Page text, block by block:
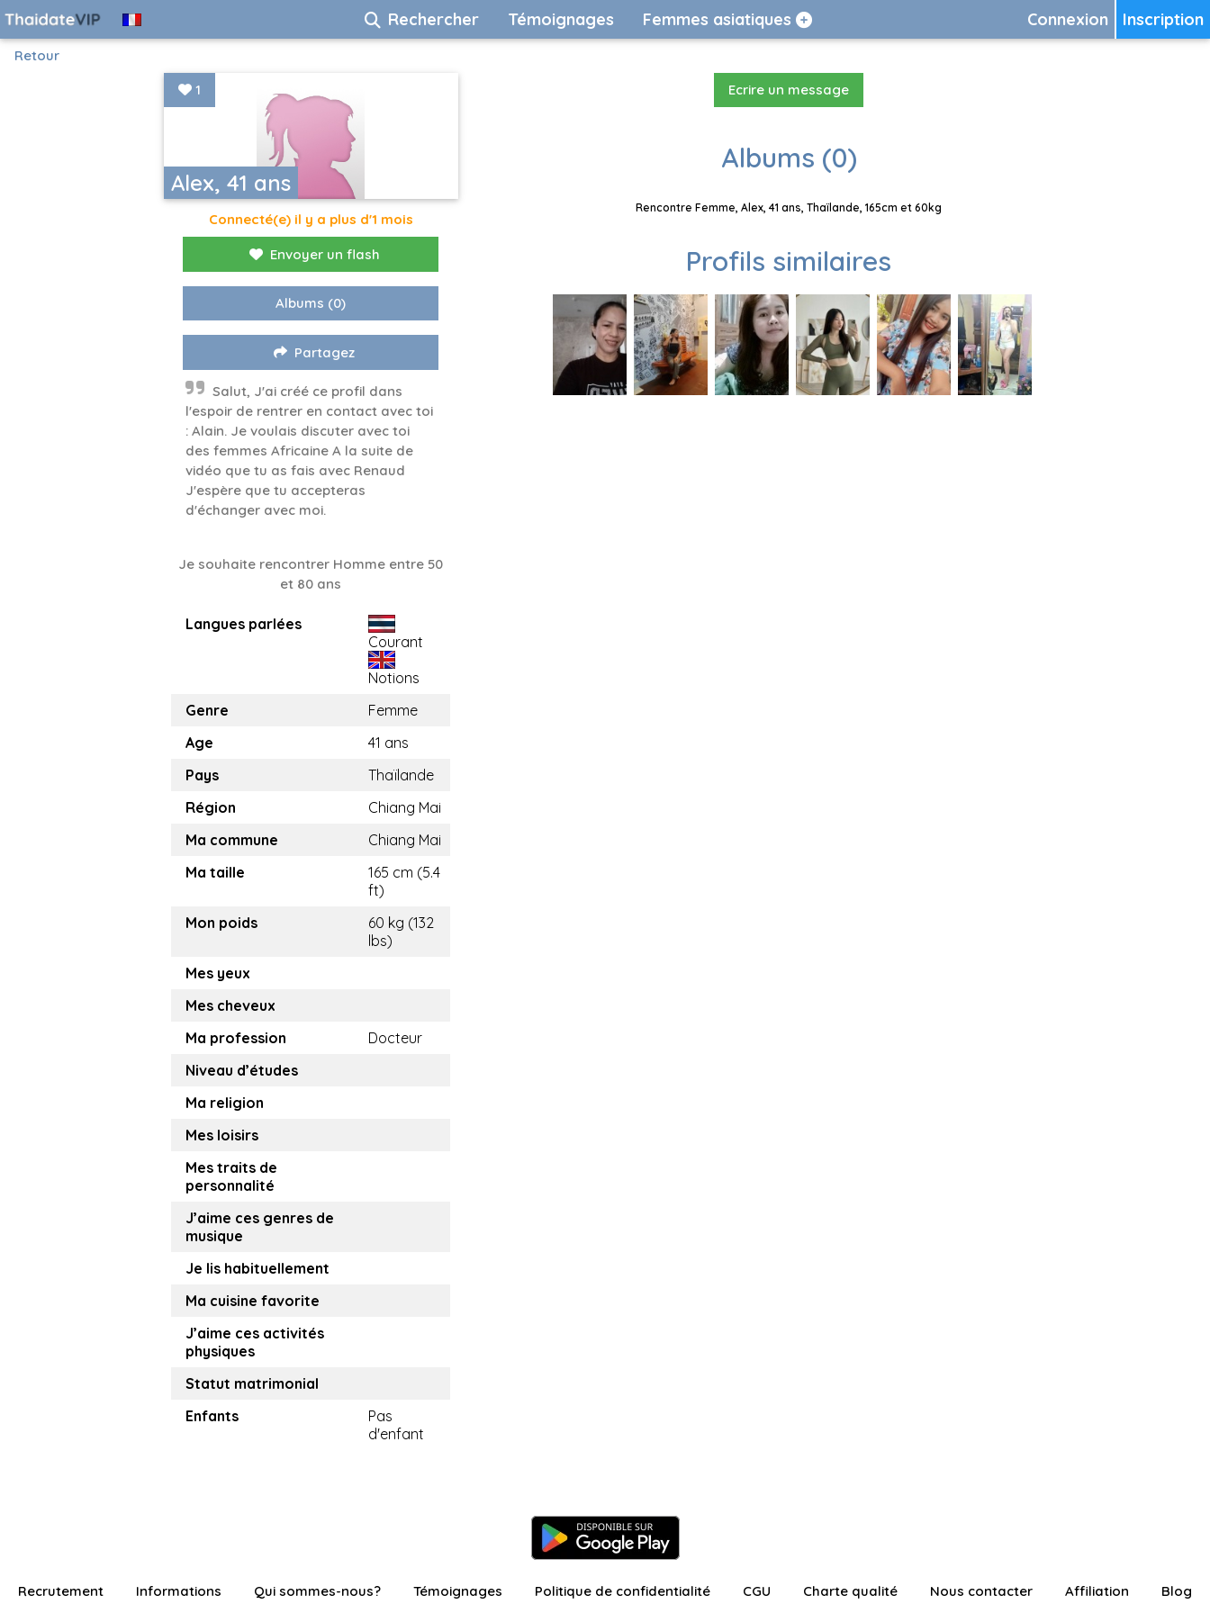
Inscription
Connexion
Rechercher Témoignages Femmes asiatiques
Retour
Alex, 41 ans
1
Connecté(e) il y a plus d'1 mois
Envoyer un flash
Albums (0)
Partagez
Salut, J'ai créé ce profil dans
l'espoir de rentrer en contact avec toi
: Alain. Je voulais discuter avec toi
des femmes Africaine A la suite de
vidéo que tu as fais avec Renaud
J'espère que tu accepteras
d'échanger avec moi.
Je souhaite rencontrer Homme entre 50
et 80 ans
Langues parlées
Courant
Notions
Genre
Femme
Age
41 ans
Pays
Thaïlande
Région
Chiang Mai
Ma commune
Chiang Mai
Ma taille
165 cm (5.4
ft)
Mon poids
60 kg (132
lbs)
Mes yeux
Mes cheveux
Ma profession
Docteur
Niveau d’études
Ma religion
Mes loisirs
Mes traits de
personnalité
J’aime ces genres de
musique
Je lis habituellement
Ma cuisine favorite
J’aime ces activités
physiques
Statut matrimonial
Enfants
Pas
d'enfant
Ecrire un message
Albums (0)
Rencontre Femme, Alex, 41 ans, Thaïlande, 165cm et 60kg
Profils similaires
Recrutement Informations Qui sommes-nous? Témoignages Politique de confidentialité CGU Charte qualité Nous contacter Affiliation Blog